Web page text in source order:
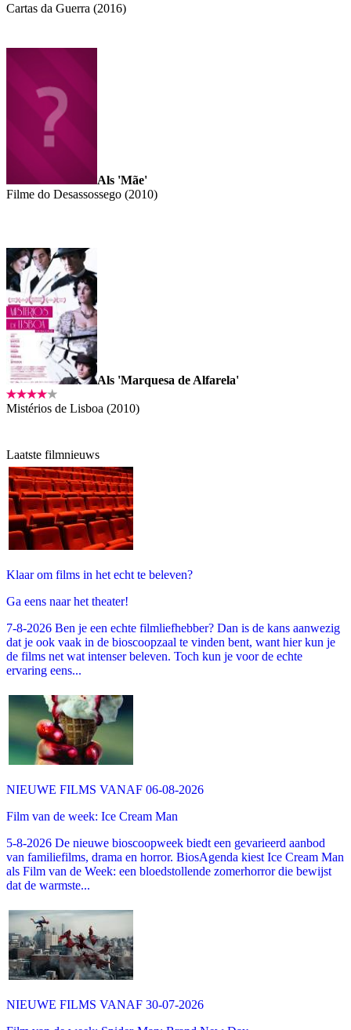
Cartas da Guerra (2016)
Als 'Mãe'
Filme do Desassossego (2010)
Als 'Marquesa de Alfarela'
Mistérios de Lisboa (2010)
Laatste filmnieuws
Klaar om films in het echt te beleven?
Ga eens naar het theater!
7-8-2026 Ben je een echte filmliefhebber? Dan is de kans aanwezig
dat je ook vaak in de bioscoopzaal te vinden bent, want hier kun je
de films net wat intenser beleven. Toch kun je voor de echte
ervaring eens...
NIEUWE FILMS VANAF 06-08-2026
Film van de week: Ice Cream Man
5-8-2026 De nieuwe bioscoopweek biedt een gevarieerd aanbod
van familiefilms, drama en horror. BiosAgenda kiest Ice Cream Man
als Film van de Week: een bloedstollende zomerhorror die bewijst
dat de warmste...
NIEUWE FILMS VANAF 30-07-2026